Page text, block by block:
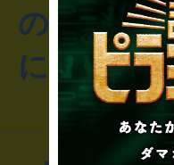
のお客様
にお問い